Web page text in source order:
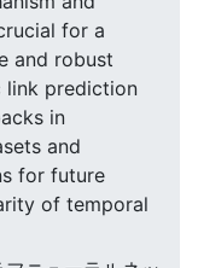
for a
and robust
link prediction
in
and
for future
of temporal